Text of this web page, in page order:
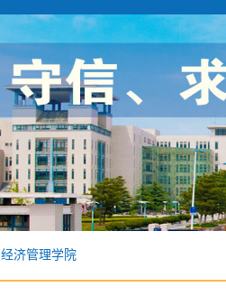
经济管理学院